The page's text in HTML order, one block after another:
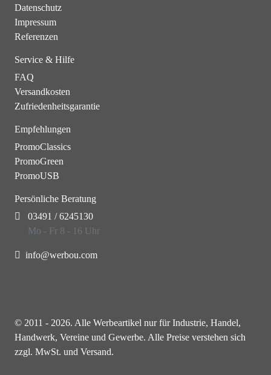
Datenschutz
Impressum
Referenzen
Service & Hilfe
FAQ
Versandkosten
Zufriedenheitsgarantie
Empfehlungen
PromoClassics
PromoGreen
PromoUSB
Persönliche Beratung
03491 / 6245130
Mo - Fr 8 - 16 Uhr
info@werbou.com
© 2011 - 2026. Alle Werbeartikel nur für Industrie, Handel,
Handwerk, Vereine und Gewerbe. Alle Preise verstehen sich
zzgl. MwSt. und Versand.